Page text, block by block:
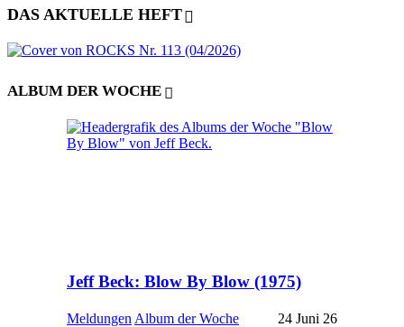
DAS AKTUELLE HEFT
ALBUM DER WOCHE
Jeff Beck: Blow By Blow (1975)
Meldungen Album der Woche 24 Juni 26